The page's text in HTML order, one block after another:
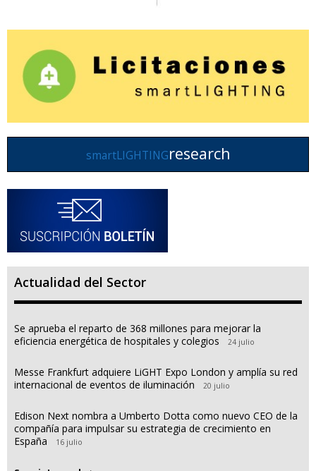
smartLIGHTINGresearch
Actualidad del Sector
Se aprueba el reparto de 368 millones para mejorar la
eficiencia energética de hospitales y colegios
24 julio
Messe Frankfurt adquiere LiGHT Expo London y amplía su red
internacional de eventos de iluminación
20 julio
Edison Next nombra a Umberto Dotta como nuevo CEO de la
compañía para impulsar su estrategia de crecimiento en
España
16 julio